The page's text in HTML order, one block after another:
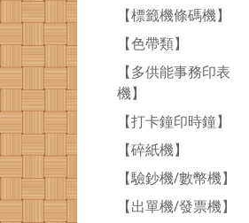
【標籤機條碼機】
【色帶類】
【多供能事務印表
機】
【打卡鐘印時鐘】
【碎紙機】
【驗鈔機/數幣機】
【出單機/發票機】